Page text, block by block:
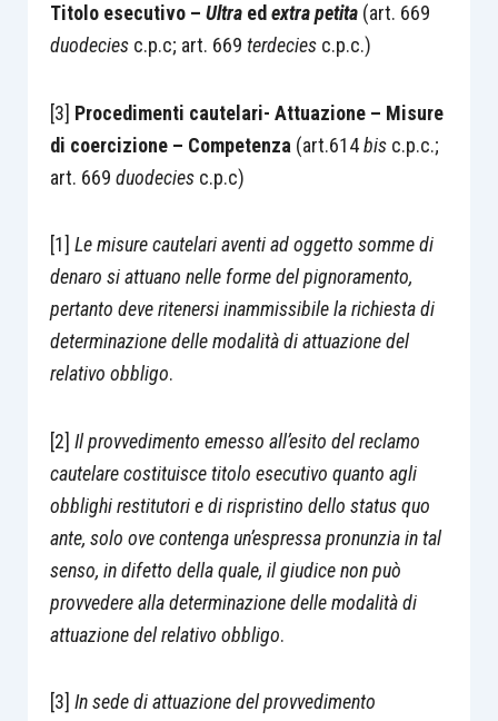
Titolo esecutivo – Ultra ed extra petita (art. 669
duodecies c.p.c; art. 669 terdeciesc.p.c.)
[3] Procedimenti cautelari- Attuazione – Misure
di coercizione – Competenza (art.614bis c.p.c.;
art. 669 duodecies c.p.c)
[1] Le misure cautelari aventi ad oggetto somme di
denaro si attuano nelle forme del pignoramento,
pertanto deve ritenersi inammissibile la richiesta di
determinazione delle modalità di attuazione del
relativo obbligo.
[2] Il provvedimento emesso all’esito del reclamo
cautelare costituisce titolo esecutivo quanto agli
obblighi restitutori e di rispristino dello status quo
ante, solo ove contenga un’espressa pronunzia in tal
senso, in difetto della quale, il giudice non può
provvedere alla determinazione delle modalità di
attuazione del relativo obbligo.
[3] In sede di attuazione del provvedimento